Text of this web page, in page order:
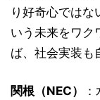
り好奇心ではな
いう未来をワク
ば、社会実装も
関根（NEC）